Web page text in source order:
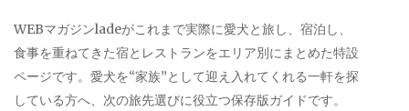
WEBマガジンladeがこれまで実際に愛犬と旅し、宿泊し、
食事を重ねてきた宿とレストランをエリア別にまとめた特設
ページです。愛犬を“家族”として迎え入れてくれる一軒を探
している方へ、次の旅先選びに役立つ保存版ガイドです。